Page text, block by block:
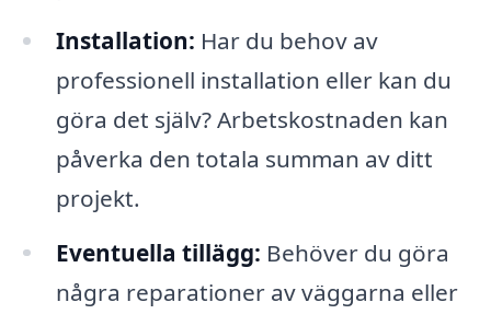
Installation: Har du behov av
professionell installation eller kan du
göra det själv? Arbetskostnaden kan
påverka den totala summan av ditt
projekt.
Eventuella tillägg: Behöver du göra
några reparationer av väggarna eller